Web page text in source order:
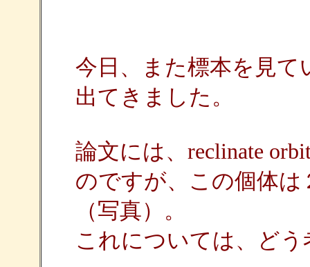
今日、また標本を見
出てきました。
論文には、reclinate
のですが、この個体
（写真）。
これについては、ど